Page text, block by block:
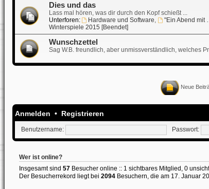
Dies und das
Lass mal hören, was dir durch den Kopf schießt ...
Unterforen:
Hardware und Software, "Ein Abend mit
Winterspiele 2015 [Beendet]
Wunschzettel
Sag W.B. freundlich, aber unmissverständlich, welches
Neue
Anmelden • Registrieren
Benutzername: Passwort:
Wer ist online?
Insgesamt sind 57Besucher online :: 1 sichtbares Mitglied, 0
Der Besucherrekord liegt bei 2094Besuchern, die am 17. Januar